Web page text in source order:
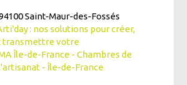
Saint-Maur-des-Fossés
: nos solutions pour créer,
transmettre votre
Île-de-France - Chambres de
- Île-de-France